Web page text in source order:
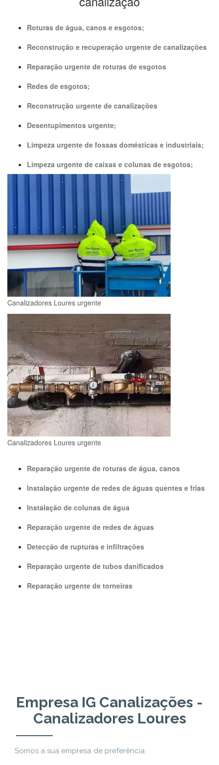
Roturas de água, canos e esgotos;
Reconstrução e recuperação urgente de canalizações
Reparação urgente de roturas de esgotos
Redes de esgotos;
Reconstrução urgente de canalizações
Desentupimentos urgente;
Limpeza urgente de fossas domésticas e industriais;
Limpeza urgente de caixas e colunas de esgotos;
Canalizadores Loures urgente
Canalizadores Loures urgente
Reparação urgente de roturas de água, canos
Instalação urgente de redes de águas quentes e frias
Instalação de colunas de água
Reparação urgente de redes de águas
Detecção de rupturas e infiltrações
Reparação urgente de tubos danificados
Reparação urgente de torneiras
Empresa IG Canalizações -
Canalizadores Loures
Somos a sua empresa de preferência